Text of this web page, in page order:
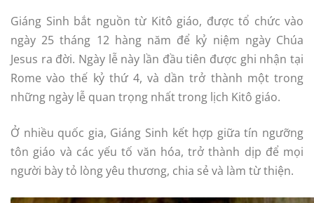
Giáng Sinh bắt nguồn từ Kitô giáo, được tổ chức vào
ngày 25 tháng 12 hàng năm để kỷ niệm ngày Chúa
Jesus ra đời. Ngày lễ này lần đầu tiên được ghi nhận tại
Rome vào thế kỷ thứ 4, và dần trở thành một trong
những ngày lễ quan trọng nhất trong lịch Kitô giáo.
Ở nhiều quốc gia, Giáng Sinh kết hợp giữa tín ngưỡng
tôn giáo và các yếu tố văn hóa, trở thành dịp để mọi
người bày tỏ lòng yêu thương, chia sẻ và làm từ thiện.